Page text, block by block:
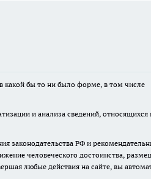
какой бы то ни было форме, в том числе
и анализа сведений, относящихся
законодательства РФ и
человеческого достоинства,
любые действия на сайте, вы